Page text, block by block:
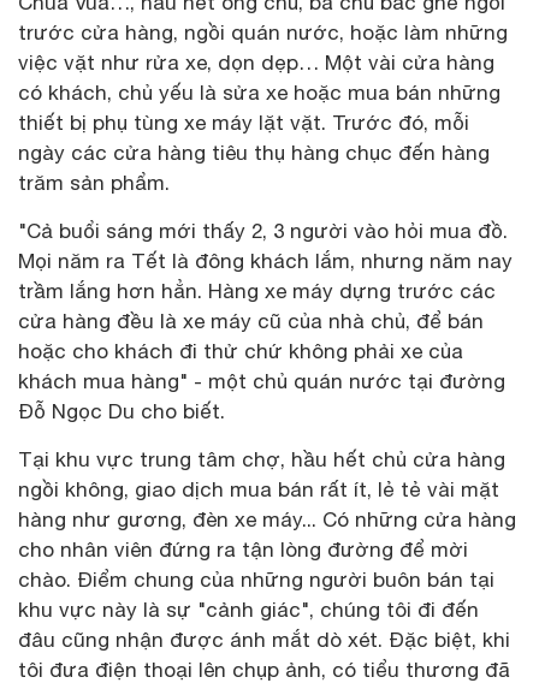
trước cửa hàng, ngồi quán nước, hoặc làm những
việc vặt như rửa xe, dọn dẹp… Một vài cửa hàng
có khách, chủ yếu là sửa xe hoặc mua bán những
thiết bị phụ tùng xe máy lặt vặt. Trước đó, mỗi
ngày các cửa hàng tiêu thụ hàng chục đến hàng
trăm sản phẩm.
"Cả buổi sáng mới thấy 2, 3 người vào hỏi mua đồ.
Mọi năm ra Tết là đông khách lắm, nhưng năm nay
trầm lắng hơn hẳn. Hàng xe máy dựng trước các
cửa hàng đều là xe máy cũ của nhà chủ, để bán
hoặc cho khách đi thử chứ không phải xe của
khách mua hàng" - một chủ quán nước tại đường
Đỗ Ngọc Du cho biết.
Tại khu vực trung tâm chợ, hầu hết chủ cửa hàng
ngồi không, giao dịch mua bán rất ít, lẻ tẻ vài mặt
hàng như gương, đèn xe máy... Có những cửa hàng
cho nhân viên đứng ra tận lòng đường để mời
chào. Điểm chung của những người buôn bán tại
khu vực này là sự "cảnh giác", chúng tôi đi đến
đâu cũng nhận được ánh mắt dò xét. Đặc biệt, khi
tôi đưa điện thoại lên chụp ảnh, có tiểu thương đã